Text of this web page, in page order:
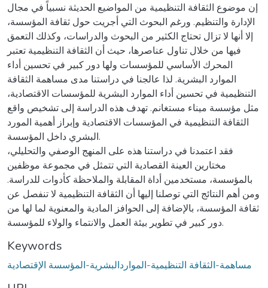
إن موضوع الثقافة التنظيمية من المواضيع الحديثة نسبياً في مجال
الإدارة والتنظيم. ورغم البحوث التي أجريت حول ثقافة المؤسسة،
إلا أنها لا تزال تحتاج الكثير من البحوث والدراسات، وكذلك التعمق
فيها من خلال تناول عناصرها، حيث أن الثقافة التنظيمية تعتبر
المحرك الأساسي للمؤسسات ولها دور كبير في تحسين أداء
الموارد البشرية. لذا عالجنا في دراستنا مدى مساهمة الثقافة
التنظيمية في تحسين أداء الموارد البشرية للمؤسسات الاقتصادية،
مثل مؤسسة ميناء مستغانم. تهدف هذه الدراسة إلى تشخيص واقع
الثقافة التنظيمية في المؤسسات الاقتصادية وإبراز أهمية المورد
البشري داخل المؤسسة.
فقد اعتمدنا في دراستنا هذه على المنهج الوصفي والتحليلي،
مختارين العينة القصادية التي تتمثل في مجموعة موظفين
بالمؤسسة، مستخدمين أداة المقابلة والملاحظة كأدوات للدراسة.
ومن أهم النتائج التي توصلنا إليها أن الثقافة التنظيمية لا تنفصل عن
ثقافة المؤسسة، بالإضافة إلى الحوافز المادية والمعنوية لما لها من
دور كبير في تطوير بيئة العمل والانتماء والولاء للمؤسسة.
Keywords
مساهمة-الثقافة التنظيمية-المواردالبشرية-المؤسسة الإقتصادية